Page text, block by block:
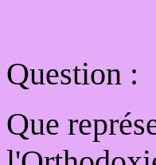
Question :
Que